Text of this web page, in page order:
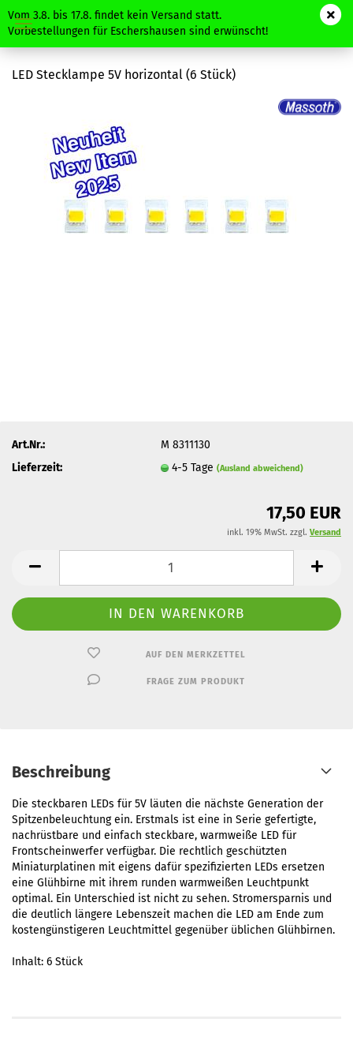
Vom 3.8. bis 17.8. findet kein Versand statt.
Vorbestellungen für Eschershausen sind erwünscht!
LED Stecklampe 5V horizontal (6 Stück)
Art.Nr.:
M 8311130
Lieferzeit:
4-5 Tage(Ausland abweichend)
17,50 EUR
inkl. 19% MwSt. zzgl. Versand
AUF DEN MERKZETTEL
FRAGE ZUM PRODUKT
Beschreibung
Die steckbaren LEDs für 5V läuten die nächste Generation der
Spitzenbeleuchtung ein. Erstmals ist eine in Serie gefertigte,
nachrüstbare und einfach steckbare, warmweiße LED für
Frontscheinwerfer verfügbar. Die rechtlich geschützten
Miniaturplatinen mit eigens dafür spezifizierten LEDs ersetzen
eine Glühbirne mit ihrem runden warmweißen Leuchtpunkt
optimal. Ein Unterschied ist nicht zu sehen. Stromersparnis und
die deutlich längere Lebenszeit machen die LED am Ende zum
kostengünstigeren Leuchtmittel gegenüber üblichen Glühbirnen.
Inhalt: 6 Stück